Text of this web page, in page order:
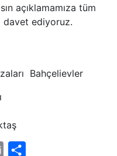
açıklamamıza tüm
davet ediyoruz.
Bahçelievler
Email